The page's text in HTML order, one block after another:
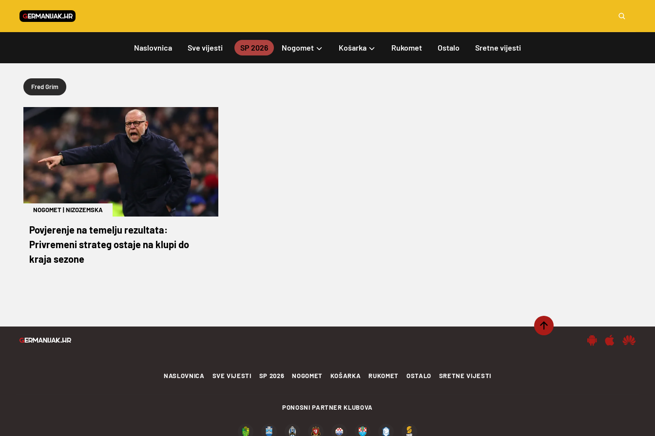
Naslovnica Sve vijesti SP 2026 Nogomet Košarka Rukomet Ostalo Sretne vijesti
Fred Grim
NOGOMET|NIZOZEMSKA
Povjerenje na temelju rezultata:
Privremeni strateg ostaje na klupi do
kraja sezone
NASLOVNICA SVE VIJESTI SP 2026 NOGOMET KOŠARKA RUKOMET OSTALO SRETNE VIJESTI
PONOSNI PARTNER KLUBOVA